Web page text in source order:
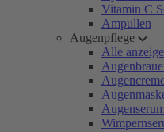
Vitamin C
Ampullen
Augenpflege
Alle
Augenserum